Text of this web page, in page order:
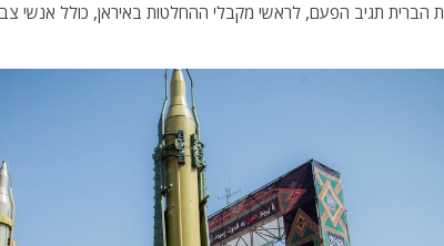
הברית תגיב הפעם, לראשי מקבלי ההחלטות באיראן, כולל אנשי